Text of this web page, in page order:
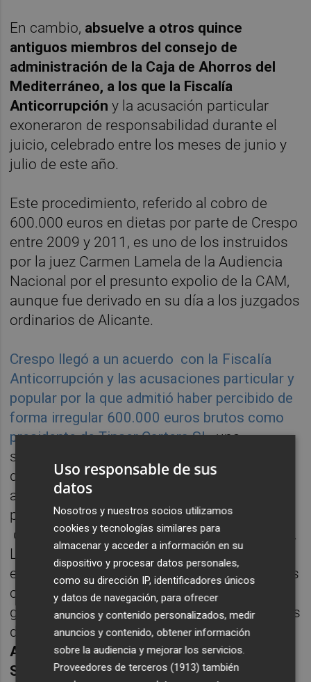
En cambio, absuelve a otros quince
antiguos miembros del consejo de
administración de la Caja de Ahorros del
Mediterráneo, a los que la Fiscalía
Anticorrupción y la acusación particular
exoneraron de responsabilidad durante el
juicio, celebrado entre los meses de junio y
julio de este año.
Este procedimiento, referido al cobro de
600.000 euros en dietas por parte de Crespo
entre 2009 y 2011, es uno de los instruidos
por la juez Carmen Lamela de la Audiencia
Nacional por el presunto expolio de la CAM,
aunque fue derivado en su día a los juzgados
ordinarios de Alicante.
Crespo llegó a un acuerdo con la Fiscalía
Anticorrupción y las acusaciones particular y
popular por la que admitió haber percibido de
forma irregular 600.000 euros brutos como
presidente de Tinser Cartera SL, una
sociedad participada por la caja. Tras
declararse culpable de un delito de
apropiación indebida agravada, aceptó una
pena de nueve meses de prisión, una multa
de 9.000 euros y devolver el dinero cobrado.
La Audiencia de Alicante ha validado ahora
ese acuerdo y además ha condenado a otros
cinco procesados: el que fuera director
general López Abad y los antiguos miembros
de la comisión ejecutivaJosé Forner,
Antonio Gil-Terrón, Luis Esteban y Martín
Sevilla.
Uso responsable de sus
datos
Nosotros y nuestros socios utilizamos
cookies y tecnologías similares para
almacenar y acceder a información en su
dispositivo y procesar datos personales,
como su dirección IP, identificadores únicos
y datos de navegación, para ofrecer
anuncios y contenido personalizados, medir
anuncios y contenido, obtener información
sobre la audiencia y mejorar los servicios.
Proveedores de terceros (1913) también